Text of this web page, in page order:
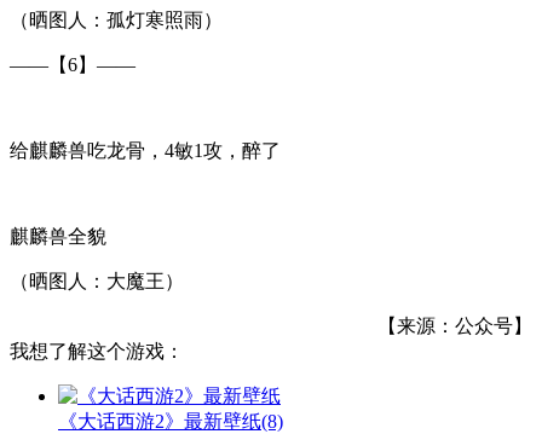
（晒图人：孤灯寒照雨）
——【6】——
给麒麟兽吃龙骨，4敏1攻，醉了
麒麟兽全貌
（晒图人：大魔王）
【来源：公众号】
我想了解这个游戏：
《大话西游2》最新壁纸(8)